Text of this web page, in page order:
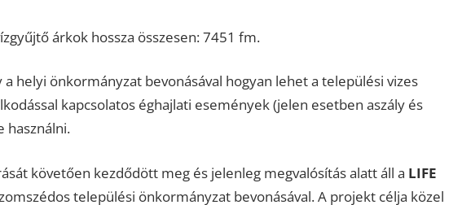
árkok hossza összesen: 7451 fm.
helyi önkormányzat bevonásával hogyan lehet a települési vizes
kapcsolatos éghajlati események (jelen esetben aszály és
használni.
követően kezdődött meg és jelenleg megvalósítás alatt áll a LIFE
települési önkormányzat bevonásával. A projekt célja közel